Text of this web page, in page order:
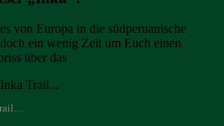
von Europa in die südperuanische
ein wenig Zeit um Euch einen
über das